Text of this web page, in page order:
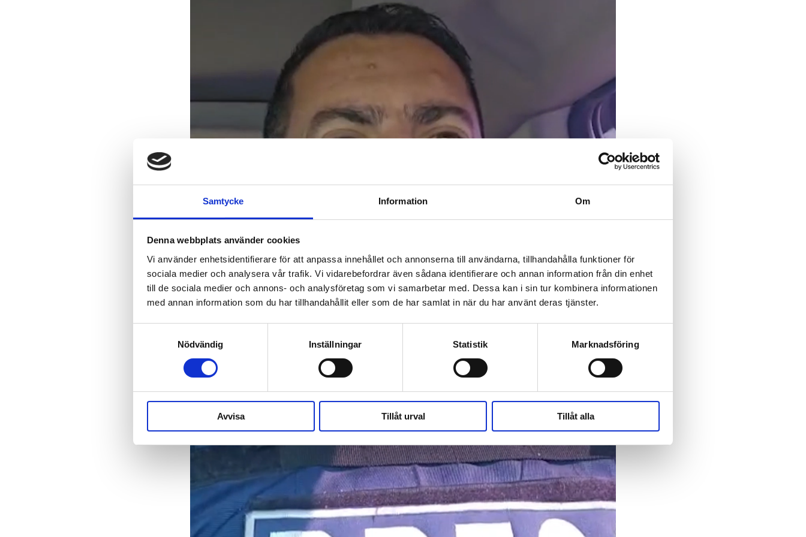
Samtycke Information Om
Denna webbplats använder cookies
Vi använder enhetsidentifierare för att anpassa innehållet och annonserna till användarna, tillhandahålla funktioner för
sociala medier och analysera vår trafik. Vi vidarebefordrar även sådana identifierare och annan information från din enhet
till de sociala medier och annons- och analysföretag som vi samarbetar med. Dessa kan i sin tur kombinera informationen
med annan information som du har tillhandahållit eller som de har samlat in när du har använt deras tjänster.
Nödvändig
Inställningar Statistik Marknadsföring
Avvisa Tillåt urval Tillåt alla